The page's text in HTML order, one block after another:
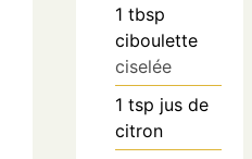
1 tbsp
ciboulette
ciselée
1 tsp jus de
citron